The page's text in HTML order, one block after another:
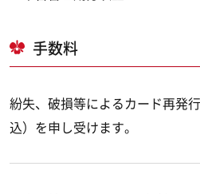
手数料
紛失、破損等によるカード再発
込）を申し受けます。